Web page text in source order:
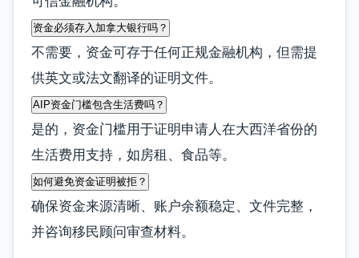
资金必须存入加拿大银行吗？
不需要，资金可存于任何正规金融机构，但需提
供英文或法文翻译的证明文件。
AIP资金门槛包含生活费吗？
是的，资金门槛用于证明申请人在大西洋省份的
生活费用支持，如房租、食品等。
如何避免资金证明被拒？
确保资金来源清晰、账户余额稳定、文件完整，
并咨询移民顾问审查材料。